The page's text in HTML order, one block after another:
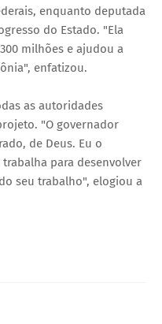
enquanto deputada
do Estado. "Ela
milhões e ajudou a
enfatizou.
as autoridades
"O governador
de Deus. Eu o
para desenvolver
seu trabalho", elogiou a